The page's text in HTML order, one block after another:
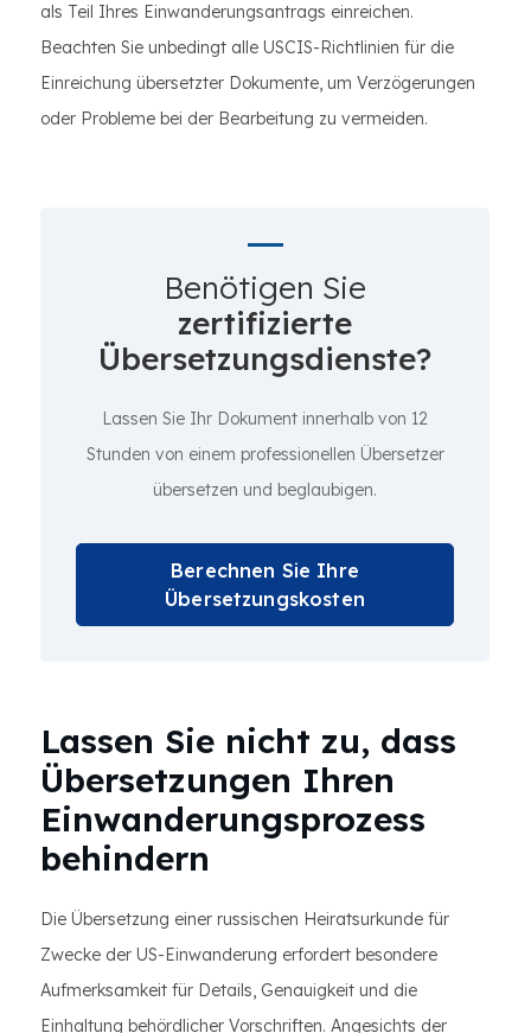
als Teil Ihres Einwanderungsantrags einreichen.
Beachten Sie unbedingt alle USCIS-Richtlinien für die
Einreichung übersetzter Dokumente, um Verzögerungen
oder Probleme bei der Bearbeitung zu vermeiden.
Benötigen Sie
zertifizierte
Übersetzungsdienste?
Lassen Sie Ihr Dokument innerhalb von 12
Stunden von einem professionellen Übersetzer
übersetzen und beglaubigen.
Berechnen Sie Ihre
Übersetzungskosten
Lassen Sie nicht zu, dass
Übersetzungen Ihren
Einwanderungsprozess
behindern
Die Übersetzung einer russischen Heiratsurkunde für
Zwecke der US-Einwanderung erfordert besondere
Aufmerksamkeit für Details, Genauigkeit und die
Einhaltung behördlicher Vorschriften. Angesichts der